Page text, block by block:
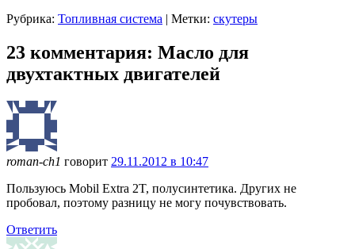
Рубрика: Топливная система | Метки: скутеры
23 комментария: Масло для
двухтактных двигателей
roman-ch1 говорит 29.11.2012 в 10:47
Пользуюсь Mobil Extra 2T, полусинтетика. Других не
пробовал, поэтому разницу не могу почувствовать.
Ответить